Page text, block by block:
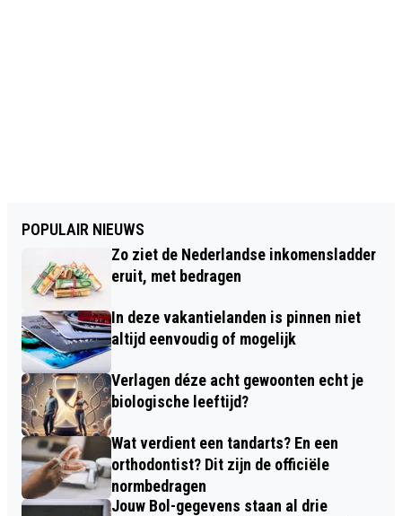
POPULAIR NIEUWS
Zo ziet de Nederlandse inkomensladder
eruit, met bedragen
In deze vakantielanden is pinnen niet
altijd eenvoudig of mogelijk
Verlagen déze acht gewoonten echt je
biologische leeftijd?
Wat verdient een tandarts? En een
orthodontist? Dit zijn de officiële
normbedragen
Jouw Bol-gegevens staan al drie